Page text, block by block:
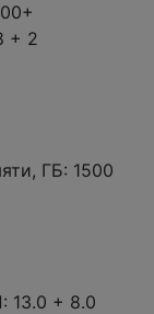
+ 2
ГБ: 1500
13.0 + 8.0